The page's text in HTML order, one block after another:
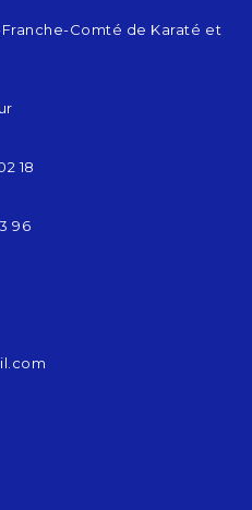
Comté de Karaté et
18
96